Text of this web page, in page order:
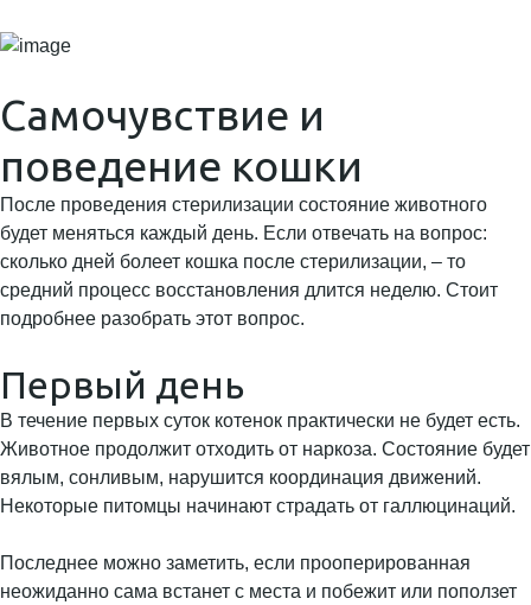
Самочувствие и
поведение кошки
После проведения стерилизации состояние животного
будет меняться каждый день. Если отвечать на вопрос:
сколько дней болеет кошка после стерилизации, – то
средний процесс восстановления длится неделю. Стоит
подробнее разобрать этот вопрос.
Первый день
В течение первых суток котенок практически не будет есть.
Животное продолжит отходить от наркоза. Состояние будет
вялым, сонливым, нарушится координация движений.
Некоторые питомцы начинают страдать от галлюцинаций.
Последнее можно заметить, если прооперированная
неожиданно сама встанет с места и побежит или поползет